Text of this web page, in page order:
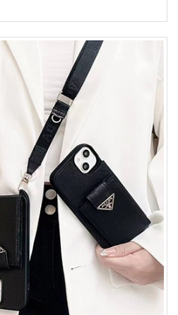
galaxy s26/s25/s24ケース 手帳型 大